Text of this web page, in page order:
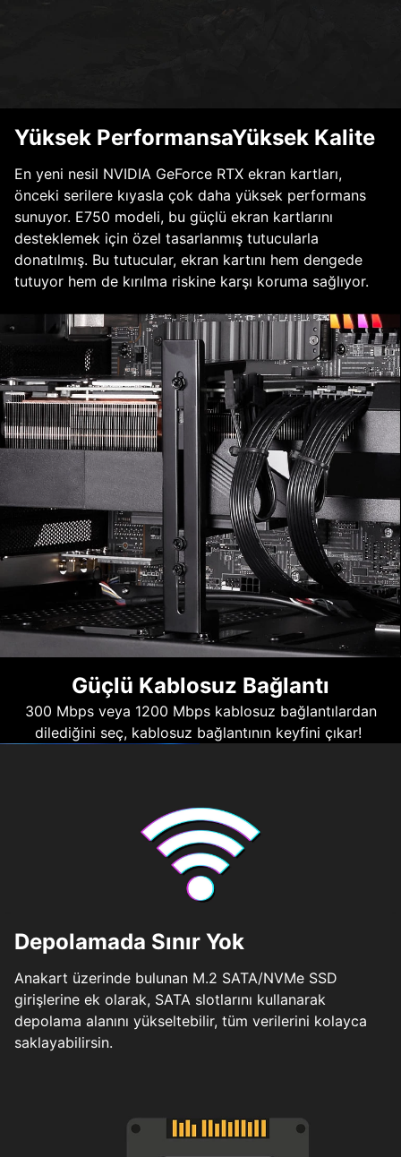
Yüksek PerformansaYüksek Kalite
En yeni nesil NVIDIA GeForce RTX ekran kartları,
önceki serilere kıyasla çok daha yüksek performans
sunuyor. E750 modeli, bu güçlü ekran kartlarını
desteklemek için özel tasarlanmış tutucularla
donatılmış. Bu tutucular, ekran kartını hem dengede
tutuyor hem de kırılma riskine karşı koruma sağlıyor.
Güçlü Kablosuz Bağlantı
300 Mbps veya 1200 Mbps kablosuz bağlantılardan
dilediğini seç, kablosuz bağlantının keyfini çıkar!
Depolamada Sınır Yok
Anakart üzerinde bulunan M.2 SATA/NVMe SSD
girişlerine ek olarak, SATA slotlarını kullanarak
depolama alanını yükseltebilir, tüm verilerini kolayca
saklayabilirsin.